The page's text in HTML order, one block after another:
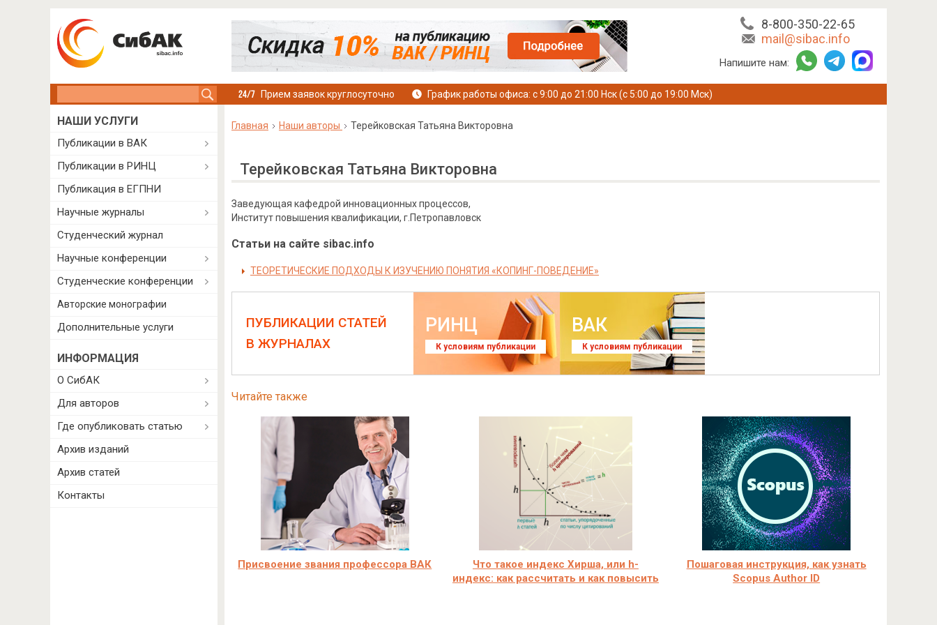
8-800-350-22-65
mail@sibac.info
Напишите нам:
Прием заявок круглосуточно График работы офиса: с 9:00 до 21:00 Нск (с 5:00 до 19:00 Мск)
Главная Наши авторы Терейковская Татьяна Викторовна
Терейковская Татьяна Викторовна
Заведующая кафедрой инновационных процессов,
Институт повышения квалификации, г.Петропавловск
Статьи на сайте sibac.info
ТЕОРЕТИЧЕСКИЕ ПОДХОДЫ К ИЗУЧЕНИЮ ПОНЯТИЯ «КОПИНГ-ПОВЕДЕНИЕ»
ПУБЛИКАЦИИ СТАТЕЙ
В ЖУРНАЛАХ
РИНЦ
К условиям публикации
ВАК
К условиям публикации
Читайте также
Присвоение звания профессора ВАК
Что такое индекс Хирша, или h-
индекс: как рассчитать и как повысить
Пошаговая инструкция, как узнать
Scopus Author ID
НАШИ УСЛУГИ
Публикации в ВАК
Публикации в РИНЦ
Публикация в ЕГПНИ
Научные журналы
Студенческий журнал
Научные конференции
Студенческие конференции
Авторские монографии
Дополнительные услуги
ИНФОРМАЦИЯ
О СибАК
Для авторов
Где опубликовать статью
Архив изданий
Архив статей
Контакты